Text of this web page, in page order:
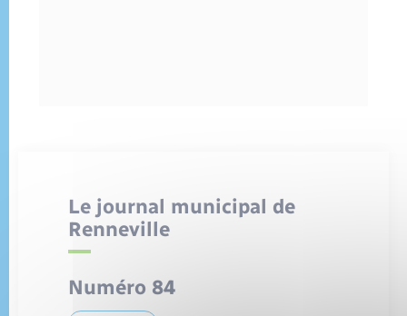
Le journal municipal de
Renneville
Numéro 84